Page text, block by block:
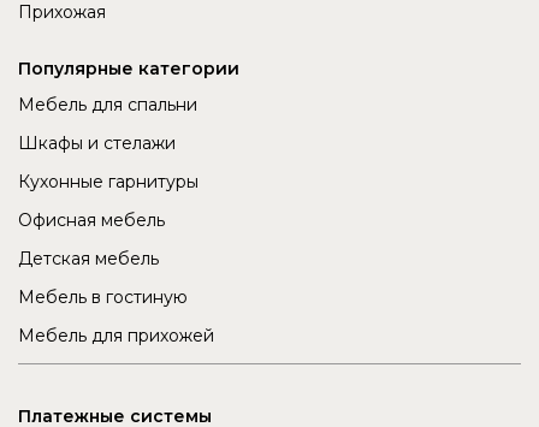
Прихожая
Популярные категории
Мебель для спальни
Шкафы и стелажи
Кухонные гарнитуры
Офисная мебель
Детская мебель
Мебель в гостиную
Мебель для прихожей
Платежные системы